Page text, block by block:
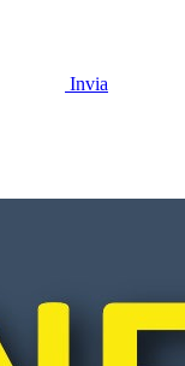
Invia